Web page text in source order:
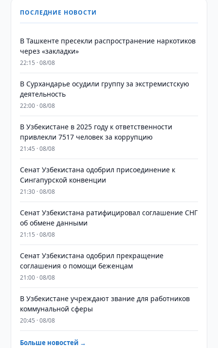
ПОСЛЕДНИЕ НОВОСТИ
В Ташкенте пресекли распространение наркотиков
через «закладки»
22:15 · 08/08
В Сурхандарье осудили группу за экстремистскую
деятельность
22:00 · 08/08
В Узбекистане в 2025 году к ответственности
привлекли 7517 человек за коррупцию
21:45 · 08/08
Сенат Узбекистана одобрил присоединение к
Сингапурской конвенции
21:30 · 08/08
Сенат Узбекистана ратифицировал соглашение СНГ
об обмене данными
21:15 · 08/08
Сенат Узбекистана одобрил прекращение
соглашения о помощи беженцам
21:00 · 08/08
В Узбекистане учреждают звание для работников
коммунальной сферы
20:45 · 08/08
Больше новостей →